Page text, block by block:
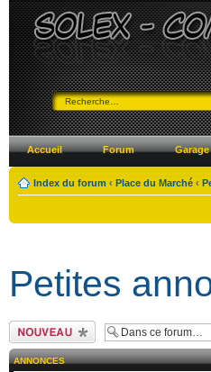
Accueil Forum Garage
Index du forum ‹ Place du Marché ‹
Petites
Ecrire un nouveau
sujet
ANNONCES